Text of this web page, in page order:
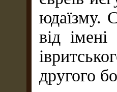
юдаїзму.
від
другого